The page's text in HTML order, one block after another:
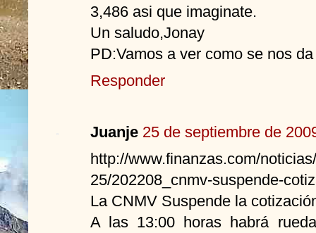
3,486 asi que imaginate.
Un saludo,Jonay
PD:Vamos a ver como se nos
Responder
Juanje 25 de septiembre de
http://www.finanzas.com/
25/202208_cnmv-suspende-
La CNMV Suspende la
A las 13:00 horas habrá